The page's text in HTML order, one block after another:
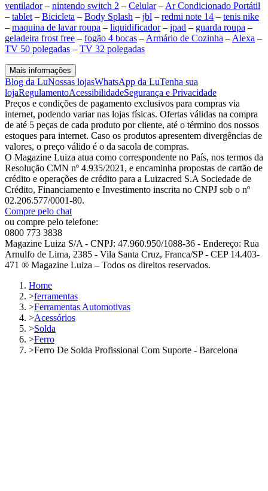
ventilador– nintendo switch 2 – Celular– Ar Condicionado Portátil
– tablet – Bicicleta – Body Splash – jbl – redmi note 14 – tenis nike
– maquina de lavar roupa – liquidificador– ipad – guarda roupa –
geladeira frost free – fogão 4 bocas – Armário de Cozinha – Alexa –
TV 50 polegadas – TV 32 polegadas
Mais informações
Blog da LuNossas lojasWhatsApp da LuTenha sua
lojaRegulamentoAcessibilidadeSegurança e Privacidade
Preços e condições de pagamento exclusivos para compras via
internet, podendo variar nas lojas físicas. Ofertas válidas na compra
de até 5 peças de cada produto por cliente, até o término dos nossos
estoques para internet. Caso os produtos apresentem divergências de
valores, o preço válido é o da sacola de compras.
O Magazine Luiza atua como correspondente no País, nos termos da
Resolução CMN nº 4.935/2021, e encaminha propostas de cartão de
crédito e operações de crédito para a Luizacred S.A Sociedade de
Crédito, Financiamento e Investimento inscrita no CNPJ sob o nº
02.206.577/0001-80.
Compre pelo chat
ou compre pelo telefone:
0800 773 3838
Magazine Luiza S/A - CNPJ: 47.960.950/1088-36 - Endereço: Rua
Arnulfo de Lima, 2385 - Vila Santa Cruz, Franca/SP - CEP 14.403-
471 ® Magazine Luiza – Todos os direitos reservados.
Home
>ferramentas
>Ferramentas Automotivas
>Acessórios
>Solda
>Ferro
>Ferro De Solda Profissional Com Suporte - Barcelona